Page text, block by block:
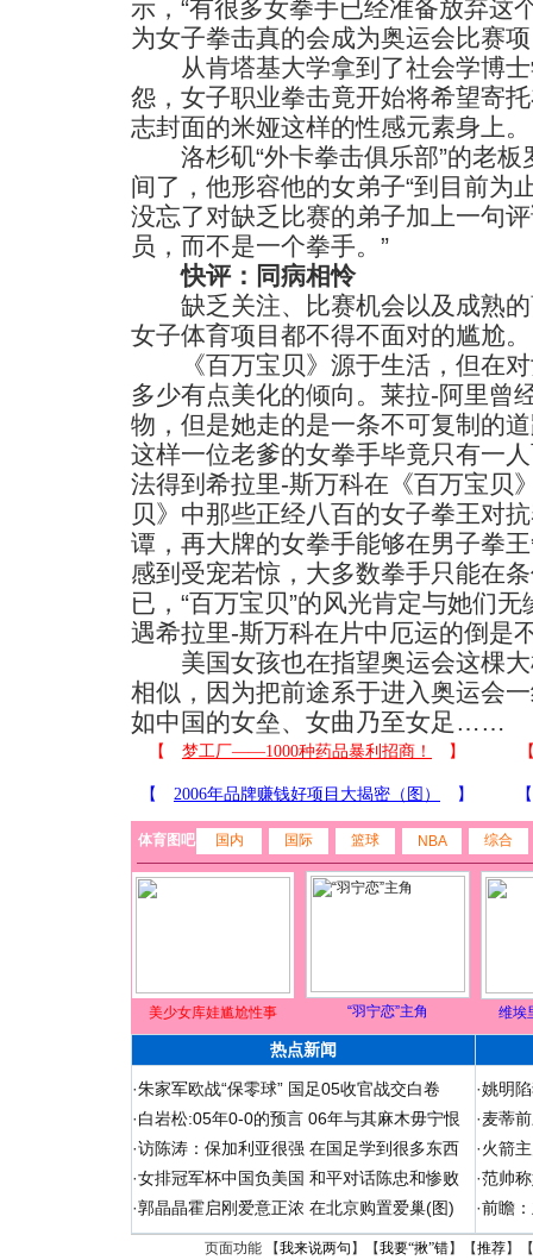
示，“有很多女拳手已经准备放弃这
为女子拳击真的会成为奥运会比赛项
从肯塔基大学拿到了社会学博士
怨，女子职业拳击竟开始将希望寄
志封面的米娅这样的性感元素身上。
洛杉矶“外卡拳击俱乐部”的老板
间了，他形容他的女弟子“到目前为
没忘了对缺乏比赛的弟子加上一句
员，而不是一个拳手。”
快评：同病相怜
缺乏关注、比赛机会以及成熟的
女子体育项目都不得不面对的尴尬。
《百万宝贝》源于生活，但在对
多少有点美化的倾向。莱拉-阿里曾
物，但是她走的是一条不可复制的
这样一位老爹的女拳手毕竟只有一
法得到希拉里-斯万科在《百万宝
贝》中那些正经八百的女子拳王对
谭，再大牌的女拳手能够在男子拳
感到受宠若惊，大多数拳手只能在
已，“百万宝贝”的风光肯定与她们
遇希拉里-斯万科在片中厄运的倒是
美国女孩也在指望奥运会这棵大
相似，因为把前途系于进入奥运会
如中国的女垒、女曲乃至女足……
体育图吧 国内 国际 篮球 NBA 综合
美少女库娃尴尬性事 “羽宁恋”主角 维埃
热点新闻
·朱家军欧战“保零球” 国足05收官战交白卷
·白岩松:05年0-0的预言 06年与其麻木毋宁恨
·访陈涛：保加利亚很强 在国足学到很多东西
·女排冠军杯中国负美国 和平对话陈忠和惨败
·郭晶晶霍启刚爱意正浓 在北京购置爱巢(图)
·姚明
·麦蒂
·火箭
·范帅
·前瞻
页面功能 【我来说两句 】【我要“揪”错】【推荐】